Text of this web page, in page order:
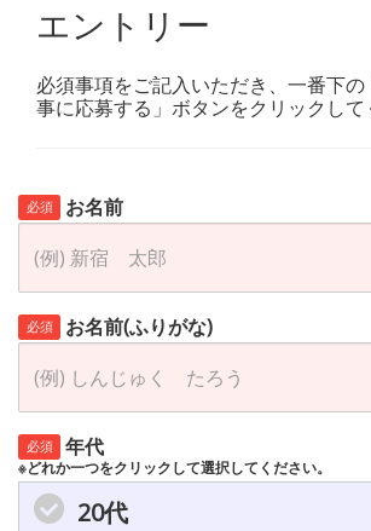
エントリー
必須事項をご記入いただき、一番下
事に応募する」ボタンをクリックして
必須 お名前
必須 お名前(ふりがな)
必須 年代
※どれか一つをクリックして選択してください。
20代